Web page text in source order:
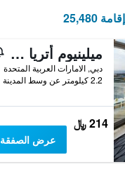
ميلينيوم أتريا الخليج التجاري
دبي, الامارات العربية المتحدة
2.2 كيلومتر عن وسط المدينة
214 ﷼
عرض الصفقة